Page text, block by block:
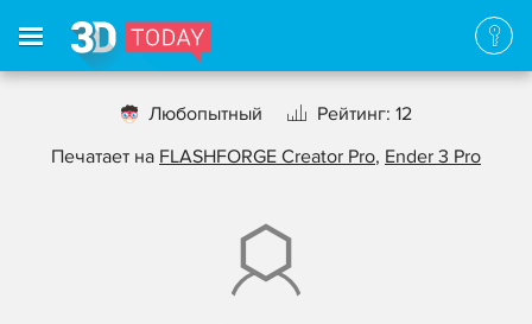
Любопытный
Рейтинг: 12
Печатает на FLASHFORGE Creator Pro, Ender 3 Pro